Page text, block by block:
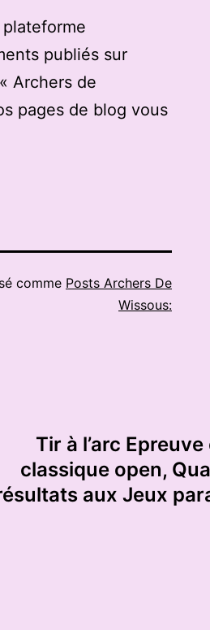
publiés sur
Archers de
pages de blog vous
comme Posts Archers De
Wissous:
Tir à l’arc
classique open,
aux Jeux